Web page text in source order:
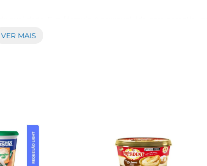
de excelência, sendo uma adição valiosa à sua despensa.
VER MAIS